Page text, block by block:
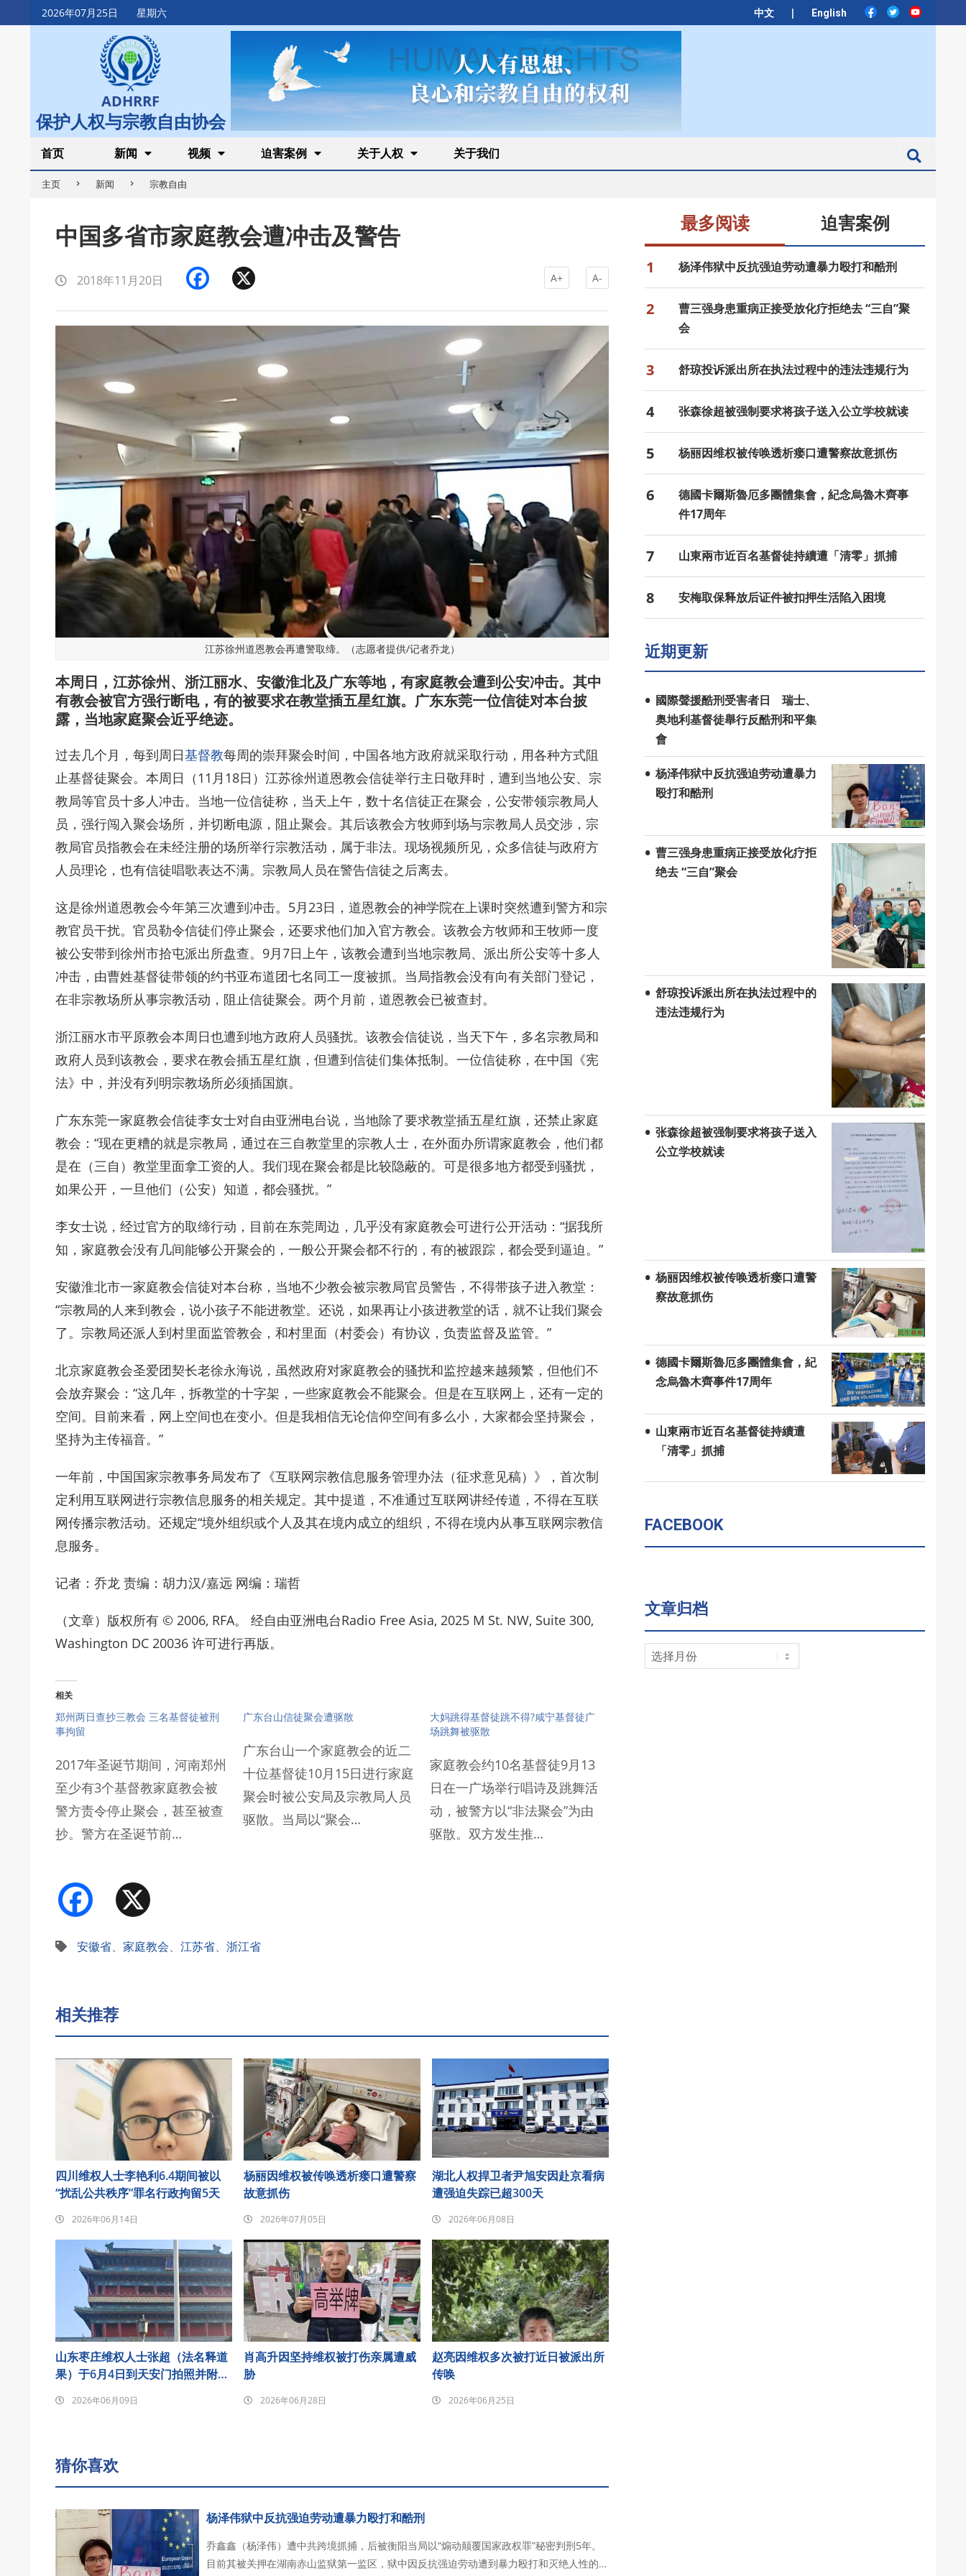
2026年07月25日 星期六 中文 | English
Skip
to
ADHRRF
保护人权与宗教自由协会
Secondary
Navigation
Menu
首页 新闻 视频 迫害案例 关于人权 关于我们
主页 新闻 宗教自由
中国多省市家庭教会遭冲击及警告
2018年11月20日 Facebook A+ A-
江苏徐州道恩教会再遭警取缔。（志愿者提供/记者乔龙）
本周日，江苏徐州、浙江丽水、安徽淮北及广东等地，有家庭教会遭到公安冲击。其中
有教会被官方强行断电，有的被要求在教堂插五星红旗。广东东莞一位信徒对本台披
露，当地家庭聚会近乎绝迹。
过去几个月，每到周日基督教每周的崇拜聚会时间，中国各地方政府就采取行动，用各种方式阻
止基督徒聚会。本周日（11月18日）江苏徐州道恩教会信徒举行主日敬拜时，遭到当地公安、宗
教局等官员十多人冲击。当地一位信徒称，当天上午，数十名信徒正在聚会，公安带领宗教局人
员，强行闯入聚会场所，并切断电源，阻止聚会。其后该教会方牧师到场与宗教局人员交涉，宗
教局官员指教会在未经注册的场所举行宗教活动，属于非法。现场视频所见，众多信徒与政府方
人员理论，也有信徒唱歌表达不满。宗教局人员在警告信徒之后离去。
这是徐州道恩教会今年第三次遭到冲击。5月23日，道恩教会的神学院在上课时突然遭到警方和宗
教官员干扰。官员勒令信徒们停止聚会，还要求他们加入官方教会。该教会方牧师和王牧师一度
被公安带到徐州市拾屯派出所盘查。9月7日上午，该教会遭到当地宗教局、派出所公安等十多人
冲击，由曹姓基督徒带领的约书亚布道团七名同工一度被抓。当局指教会没有向有关部门登记，
在非宗教场所从事宗教活动，阻止信徒聚会。两个月前，道恩教会已被查封。
浙江丽水市平原教会本周日也遭到地方政府人员骚扰。该教会信徒说，当天下午，多名宗教局和
政府人员到该教会，要求在教会插五星红旗，但遭到信徒们集体抵制。一位信徒称，在中国《宪
法》中，并没有列明宗教场所必须插国旗。
广东东莞一家庭教会信徒李女士对自由亚洲电台说，当地除了要求教堂插五星红旗，还禁止家庭
教会：“现在更糟的就是宗教局，通过在三自教堂里的宗教人士，在外面办所谓家庭教会，他们都
是在（三自）教堂里面拿工资的人。我们现在聚会都是比较隐蔽的。可是很多地方都受到骚扰，
如果公开，一旦他们（公安）知道，都会骚扰。”
李女士说，经过官方的取缔行动，目前在东莞周边，几乎没有家庭教会可进行公开活动：“据我所
知，家庭教会没有几间能够公开聚会的，一般公开聚会都不行的，有的被跟踪，都会受到逼迫。”
安徽淮北市一家庭教会信徒对本台称，当地不少教会被宗教局官员警告，不得带孩子进入教堂：
“宗教局的人来到教会，说小孩子不能进教堂。还说，如果再让小孩进教堂的话，就不让我们聚会
了。宗教局还派人到村里面监管教会，和村里面（村委会）有协议，负责监督及监管。”
北京家庭教会圣爱团契长老徐永海说，虽然政府对家庭教会的骚扰和监控越来越频繁，但他们不
会放弃聚会：“这几年，拆教堂的十字架，一些家庭教会不能聚会。但是在互联网上，还有一定的
空间。目前来看，网上空间也在变小。但是我相信无论信仰空间有多么小，大家都会坚持聚会，
坚持为主传福音。”
一年前，中国国家宗教事务局发布了《互联网宗教信息服务管理办法（征求意见稿）》，首次制
定利用互联网进行宗教信息服务的相关规定。其中提道，不准通过互联网讲经传道，不得在互联
网传播宗教活动。还规定“境外组织或个人及其在境内成立的组织，不得在境内从事互联网宗教信
息服务。
记者：乔龙 责编：胡力汉/嘉远 网编：瑞哲
（文章）版权所有 © 2006, RFA。 经自由亚洲电台Radio Free Asia, 2025 M St. NW, Suite 300,
Washington DC 20036 许可进行再版。
相关
郑州两日查抄三教会 三名基督徒被刑
事拘留
2017年圣诞节期间，河南郑州
至少有3个基督教家庭教会被
警方责令停止聚会，甚至被查
抄。警方在圣诞节前…
广东台山信徒聚会遭驱散
广东台山一个家庭教会的近二
十位基督徒10月15日进行家庭
聚会时被公安局及宗教局人员
驱散。当局以“聚会…
大妈跳得基督徒跳不得?咸宁基督徒广
场跳舞被驱散
家庭教会约10名基督徒9月13
日在一广场举行唱诗及跳舞活
动，被警方以“非法聚会”为由
驱散。双方发生推…
Facebook
安徽省、 家庭教会、 江苏省、 浙江省
相关推荐
四川维权人士李艳利6.4期间被以
“扰乱公共秩序”罪名行政拘留5天
2026年06月14日
杨丽因维权被传唤透析瘘口遭警察
故意抓伤
2026年07月05日
湖北人权捍卫者尹旭安因赴京看病
遭强迫失踪已超300天
2026年06月08日
山东枣庄维权人士张超（法名释道
果）于6月4日到天安门拍照并附诗
2026年06月09日
肖高升因坚持维权被打伤亲属遭威
胁
2026年06月28日
赵亮因维权多次被打近日被派出所
传唤
2026年06月25日
猜你喜欢
杨泽伟狱中反抗强迫劳动遭暴力殴打和酷刑
乔鑫鑫（杨泽伟）遭中共跨境抓捕，后被衡阳当局以“煽动颠覆国家政权罪”秘密判刑5年。
目前其被关押在湖南赤山监狱第一监区，狱中因反抗强迫劳动遭到暴力殴打和灭绝人性的酷
最多阅读 迫害案例
1 杨泽伟狱中反抗强迫劳动遭暴力殴打和酷刑
2
曹三强身患重病正接受放化疗拒绝去 “三自”聚
会
3 舒琼投诉派出所在执法过程中的违法违规行为
4 张森徐超被强制要求将孩子送入公立学校就读
5 杨丽因维权被传唤透析瘘口遭警察故意抓伤
6
德國卡爾斯魯厄多團體集會，紀念烏魯木齊事
件17周年
7 山東兩市近百名基督徒持續遭「清零」抓捕
8 安梅取保释放后证件被扣押生活陷入困境
近期更新
國際聲援酷刑受害者日 瑞士、
奥地利基督徒舉行反酷刑和平集
會
杨泽伟狱中反抗强迫劳动遭暴力
殴打和酷刑
曹三强身患重病正接受放化疗拒
绝去 “三自”聚会
舒琼投诉派出所在执法过程中的
违法违规行为
张森徐超被强制要求将孩子送入
公立学校就读
杨丽因维权被传唤透析瘘口遭警
察故意抓伤
德國卡爾斯魯厄多團體集會，紀
念烏魯木齊事件17周年
山東兩市近百名基督徒持續遭
「清零」抓捕
FACEBOOK
文章归档
文
章